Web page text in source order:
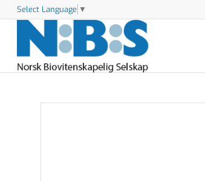
Select Language ▼